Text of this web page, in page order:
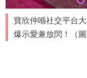
寶欣仲喺社交平台
爆示愛兼放閃！（